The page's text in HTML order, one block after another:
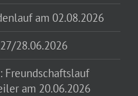
am 02.08.2026
28.06.2026
Freundschaftslauf
am 20.06.2026